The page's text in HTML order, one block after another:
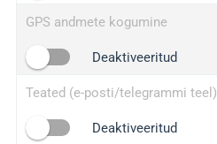
GPS andmete kogumine
Deaktiveeritud
Teated (e-posti/telegrammi teel)
Deaktiveeritud